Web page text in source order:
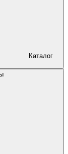
Каталог